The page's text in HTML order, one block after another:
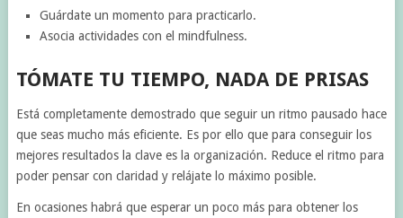
Guárdate un momento para practicarlo.
Asocia actividades con el mindfulness.
TÓMATE TU TIEMPO, NADA DE PRISAS
Está completamente demostrado que seguir un ritmo pausado hace
que seas mucho más eficiente. Es por ello que para conseguir los
mejores resultados la clave es la organización. Reduce el ritmo para
poder pensar con claridad y relájate lo máximo posible.
En ocasiones habrá que esperar un poco más para obtener los